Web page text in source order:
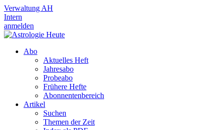
Verwaltung AH
Intern
anmelden
Abo
Aktuelles Heft
Jahresabo
Probeabo
Frühere Hefte
Abonnentenbereich
Artikel
Suchen
Themen der Zeit